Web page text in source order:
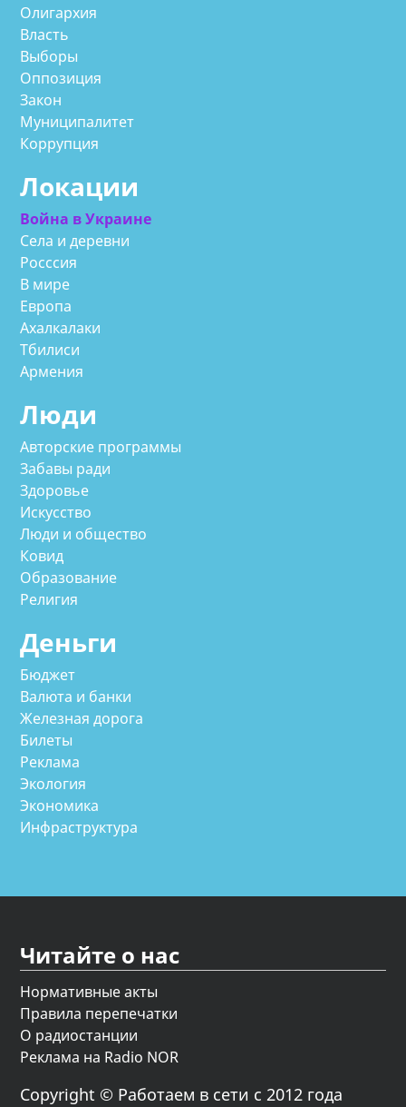
Олигархия
Власть
Выборы
Оппозиция
Закон
Муниципалитет
Коррупция
Локации
Война в Украине
Села и деревни
Росссия
В мире
Европа
Ахалкалаки
Тбилиси
Армения
Люди
Авторские программы
Забавы ради
Здоровье
Искусство
Люди и общество
Ковид
Образование
Религия
Деньги
Бюджет
Валюта и банки
Железная дорога
Билеты
Реклама
Экология
Экономика
Инфраструктура
Читайте о нас
Нормативные акты
Правила перепечатки
О радиостанции
Реклама на Radio NOR
Copyright © Работаем в сети с 2012 года